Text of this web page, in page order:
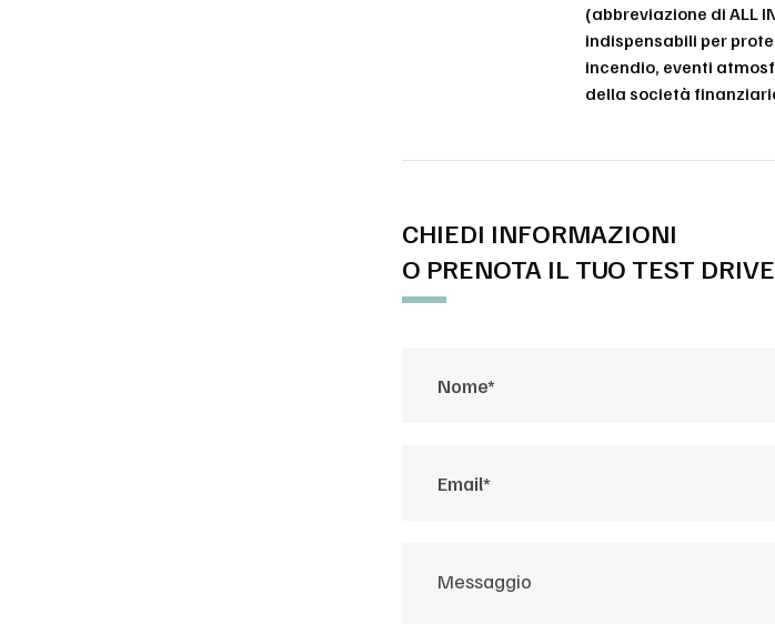
(abbreviazione di ALL
indispensabili per
incendio, eventi
della società
CHIEDI INFORMAZIONI
O PRENOTA IL TUO TEST DRIVE